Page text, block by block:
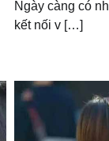
Ngày càng có
kết nối v […]